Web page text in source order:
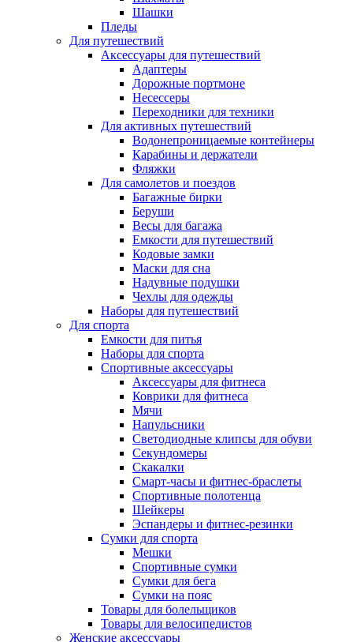
Шашки
Пледы
Для путешествий
Аксессуары для путешествий
Адаптеры
Дорожные портмоне
Несессеры
Переходники для техники
Для активных путешествий
Водонепроницаемые контейнеры
Карабины и держатели
Фляжки
Для самолетов и поездов
Багажные бирки
Беруши
Весы для багажа
Емкости для путешествий
Кодовые замки
Маски для сна
Надувные подушки
Чехлы для одежды
Наборы для путешествий
Для спорта
Емкости для питья
Наборы для спорта
Спортивные аксессуары
Аксессуары для фитнеса
Коврики для фитнеса
Мячи
Напульсники
Светодиодные клипсы для обуви
Секундомеры
Скакалки
Смарт-часы и фитнес-браслеты
Спортивные полотенца
Шейкеры
Эспандеры и фитнес-резинки
Сумки для спорта
Мешки
Спортивные сумки
Сумки для бега
Сумки на пояс
Товары для болельщиков
Товары для велосипедистов
Женские аксессуары